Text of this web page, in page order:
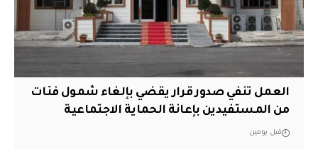
العمل تنفي صدور قرار يقضي بإلغاء شمول فئات
من المستفيدين بإعانة الحماية الاجتماعية
قبل يومين